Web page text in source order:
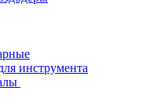
инструмента